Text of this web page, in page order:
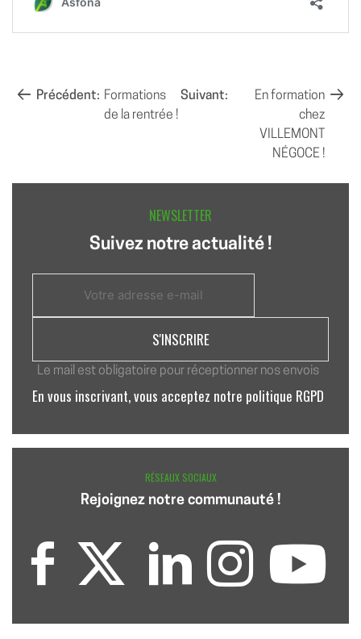
NAVIGATION
Précédent: Formations
de la rentrée !
Suivant:
En formation
chez
VILLEMONT
NÉGOCE !
NEWSLETTER
Suivez notre actualité !
Le mail est obligatoire pour réceptionner nos envois
En vous inscrivant, vous acceptez notre politique RGPD
RÉSEAUX SOCIAUX
Rejoignez notre communauté !